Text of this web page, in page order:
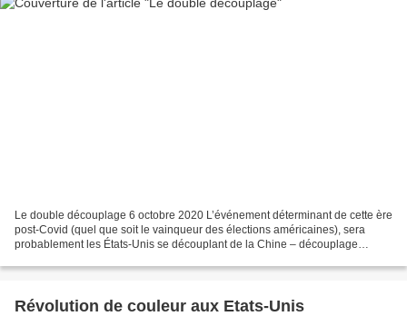
Le double découplage 6 octobre 2020 L’événement déterminant de cette ère
post-Covid (quel que soit le vainqueur des élections américaines), sera
probablement les États-Unis se découplant de la Chine – découplage
Révolution de couleur aux Etats-Unis